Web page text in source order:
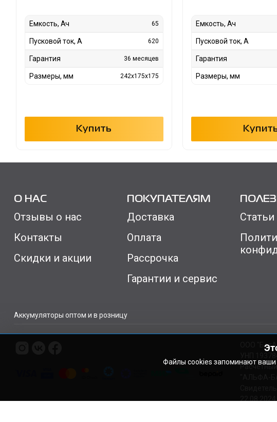
Емкость, Ач 65
Пусковой ток, А 620
Гарантия 36 месяцев
Размеры, мм 242x175x175
Купить
Емкость, Ач
Пусковой ток, А
Гарантия
Размеры, мм
О НАС
Отзывы о нас
Контакты
Скидки и акции
ПОКУПАТЕЛЯМ
Доставка
Оплата
Рассрочка
Гарантии и сервис
Статьи
Аккумуляторы оптом и в розницу
ООО
"АЛЬФА-
Файлы cookies запоминают ваши